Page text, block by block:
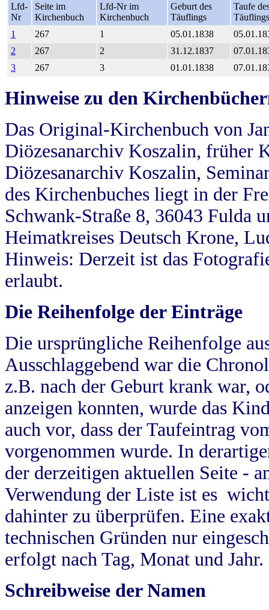
Lfd-
Nr
Seite im
Kirchenbuch
Lfd-Nr im
Kirchenbuch
Geburt des
Täuflings
Taufe
Täuflings
1
267 1 05.01.1838
2
267 2 31.12.1837
3
267 3 01.01.1838
Hinweise zu den
Das Original-Kirchenbuch von
Diözesanarchiv Koszalin, früher
Diözesanarchiv Koszalin,
des Kirchenbuches liegt in der
Schwank-Straße 8, 36043 Fulda
Heimatkreises Deutsch Krone,
Hinweis: Derzeit ist das
erlaubt.
Die Reihenfolge der Einträge
Die ursprüngliche Reihenfolge
Ausschlaggebend war die
z.B. nach der Geburt krank war,
anzeigen konnten, wurde das
auch vor, dass der Taufeintrag
vorgenommen wurde. In
der derzeitigen aktuellen Seite -
Verwendung der Liste ist es
dahinter zu überprüfen. Eine
technischen Gründen nur
erfolgt nach Tag, Monat und Jahr.
Schreibweise der Namen